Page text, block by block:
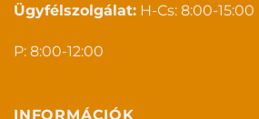
Ügyfélszolgálat: H-Cs: 8:00-15:00
P: 8:00-12:00
INFORMÁCIÓK